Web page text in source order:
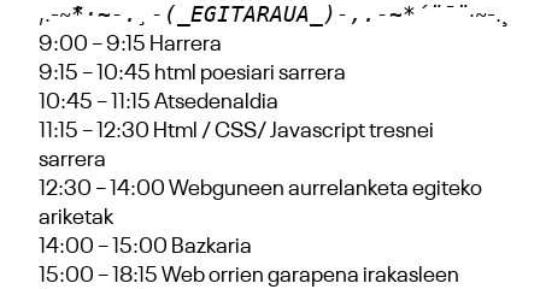
,.-~*·~-.¸-(_EGITARAUA_)-,.-~*´¨¯¨·~-.¸
9:00 – 9:15 Harrera
9:15 – 10:45 html poesiari sarrera
10:45 – 11:15 Atsedenaldia
11:15 – 12:30 Html / CSS/ Javascript tresnei
sarrera
12:30 – 14:00 Webguneen aurrelanketa egiteko
ariketak
14:00 – 15:00 Bazkaria
15:00 – 18:15 Web orrien garapena irakasleen